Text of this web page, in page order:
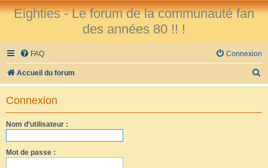
Eighties - Le forum de la communauté fan
des années 80 !! !
FAQ Connexion
Accueil du forum
e
Connexion
Nom d’utilisateur :
Mot de passe :